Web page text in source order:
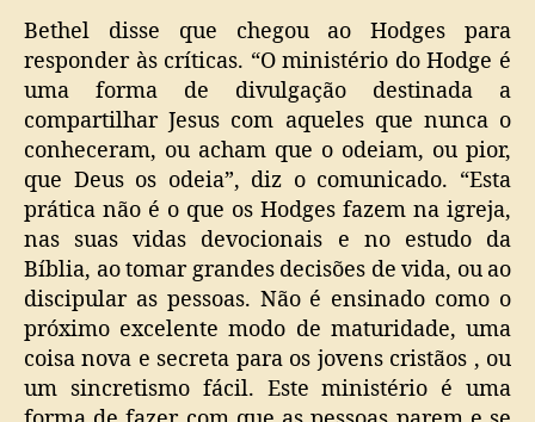
Bethel disse que chegou ao Hodges para
responder às críticas. “O ministério do Hodge é
uma forma de divulgação destinada a
compartilhar Jesus com aqueles que nunca o
conheceram, ou acham que o odeiam, ou pior,
que Deus os odeia”, diz o comunicado. “Esta
prática não é o que os Hodges fazem na igreja,
nas suas vidas devocionais e no estudo da
Bíblia, ao tomar grandes decisões de vida, ou ao
discipular as pessoas. Não é ensinado como o
próximo excelente modo de maturidade, uma
coisa nova e secreta para os jovens cristãos , ou
um sincretismo fácil. Este ministério é uma